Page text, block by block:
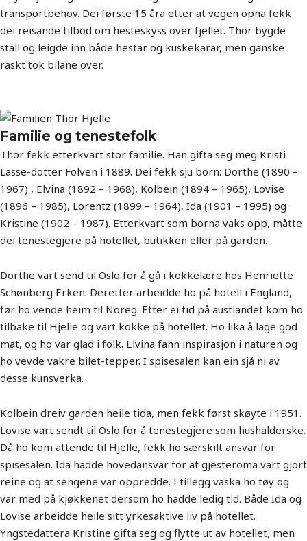
transportbehov. Dei første 15 åra etter at vegen opna fekk
dei reisande tilbod om hesteskyss over fjellet. Thor bygde
stall og leigde inn både hestar og kuskekarar, men ganske
raskt tok bilane over.
Familie og tenestefolk
Thor fekk etterkvart stor familie. Han gifta seg meg Kristi
Lasse-dotter Folven i 1889. Dei fekk sju born: Dorthe (1890 –
1967) , Elvina (1892 – 1968), Kolbein (1894 – 1965), Lovise
(1896 – 1985), Lorentz (1899 – 1964), Ida (1901 – 1995) og
Kristine (1902 – 1987). Etterkvart som borna vaks opp, måtte
dei tenestegjere på hotellet, butikken eller på garden.
Dorthe vart send til Oslo for å gå i kokkelære hos Henriette
Schønberg Erken. Deretter arbeidde ho på hotell i England,
før ho vende heim til Noreg. Etter ei tid på austlandet kom ho
tilbake til Hjelle og vart kokke på hotellet. Ho lika å lage god
mat, og ho var glad i folk. Elvina fann inspirasjon i naturen og
ho vevde vakre bilet-tepper. I spisesalen kan ein sjå ni av
desse kunsverka.
Kolbein dreiv garden heile tida, men fekk først skøyte i 1951.
Lovise vart sendt til Oslo for å tenestegjere som hushalderske.
Då ho kom attende til Hjelle, fekk ho særskilt ansvar for
spisesalen. Ida hadde hovedansvar for at gjesteroma vart gjort
reine og at sengene var oppredde. I tillegg vaska ho tøy og
var med på kjøkkenet dersom ho hadde ledig tid. Både Ida og
Lovise arbeidde heile sitt yrkesaktive liv på hotellet.
Yngstedattera Kristine gifta seg og flytte ut av hotellet, men